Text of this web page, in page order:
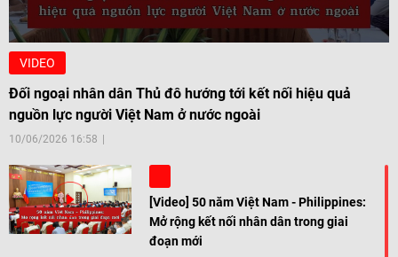
VIDEO
Đối ngoại nhân dân Thủ đô hướng tới kết nối hiệu quả
nguồn lực người Việt Nam ở nước ngoài
10/06/2026 16:58
[Video] 50 năm Việt Nam - Philippines:
Mở rộng kết nối nhân dân trong giai
đoạn mới